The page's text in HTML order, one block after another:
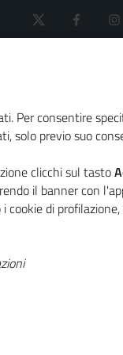
camerale
Per consentire
solo previo suo
clicchi sul tasto
il banner con
cookie di